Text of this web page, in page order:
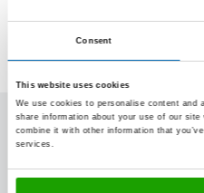
Consent
This website uses cookies
We use cookies to personalise content
share information about your use of our
combine it with other information that
services.
pourvus d’un code de
dans les quantités
Informations